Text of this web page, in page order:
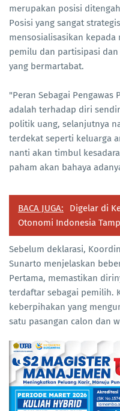
merupakan posisi
Posisi yang sangat
mensosialisasikan kepada
pemilu dan partisipasi
yang bermartabat.
"Peran Sebagai
adalah terhadap diri
politik uang, selanjutnya
terdekat seperti keluarga
nanti akan timbul
paham akan bahaya
BACA JUGA:
Digelar di
Otonomi Indonesia
Sebelum deklarasi,
Sunarto menjelaskan
Pertama, memastikan
terdaftar sebagai pemilih.
keberpihakan yang
satu pasangan calon dan